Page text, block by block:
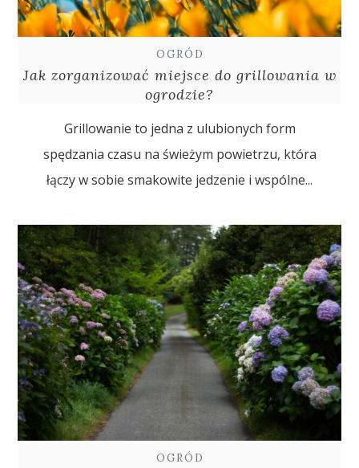
OGRÓD
Jak zorganizować miejsce do grillowania w
ogrodzie?
Grillowanie to jedna z ulubionych form
spędzania czasu na świeżym powietrzu, która
łączy w sobie smakowite jedzenie i wspólne...
OGRÓD